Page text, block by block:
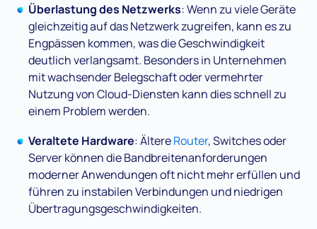
Überlastung des Netzwerks: Wenn zu viele Geräte
gleichzeitig auf das Netzwerk zugreifen, kann es zu
Engpässen kommen, was die Geschwindigkeit
deutlich verlangsamt. Besonders in Unternehmen
mit wachsender Belegschaft oder vermehrter
Nutzung von Cloud-Diensten kann dies schnell zu
einem Problem werden​.
Veraltete Hardware: ÄltereRouter, Switches oder
Server können die Bandbreitenanforderungen
moderner Anwendungen oft nicht mehr erfüllen und
führen zu instabilen Verbindungen und niedrigen
Übertragungsgeschwindigkeiten​.